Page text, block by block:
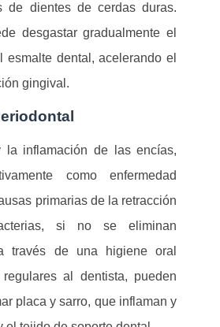
de dientes de cerdas duras.
desgastar gradualmente el
dental, acelerando el
gingival.
la inflamación de las encías,
como enfermedad
primarias de la retracción
si no se eliminan
través de una higiene oral
al dentista, pueden
placa y sarro, que inflaman y